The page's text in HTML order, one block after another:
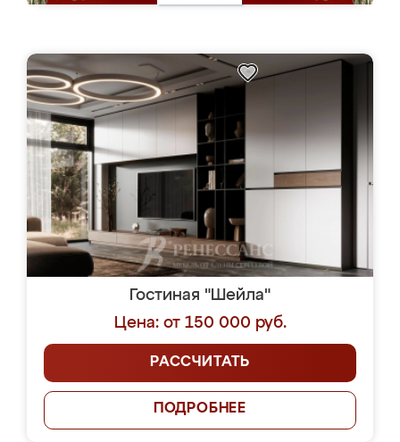
Гостиная "Шейла"
Цена: от 150 000 руб.
РАССЧИТАТЬ
ПОДРОБНЕЕ